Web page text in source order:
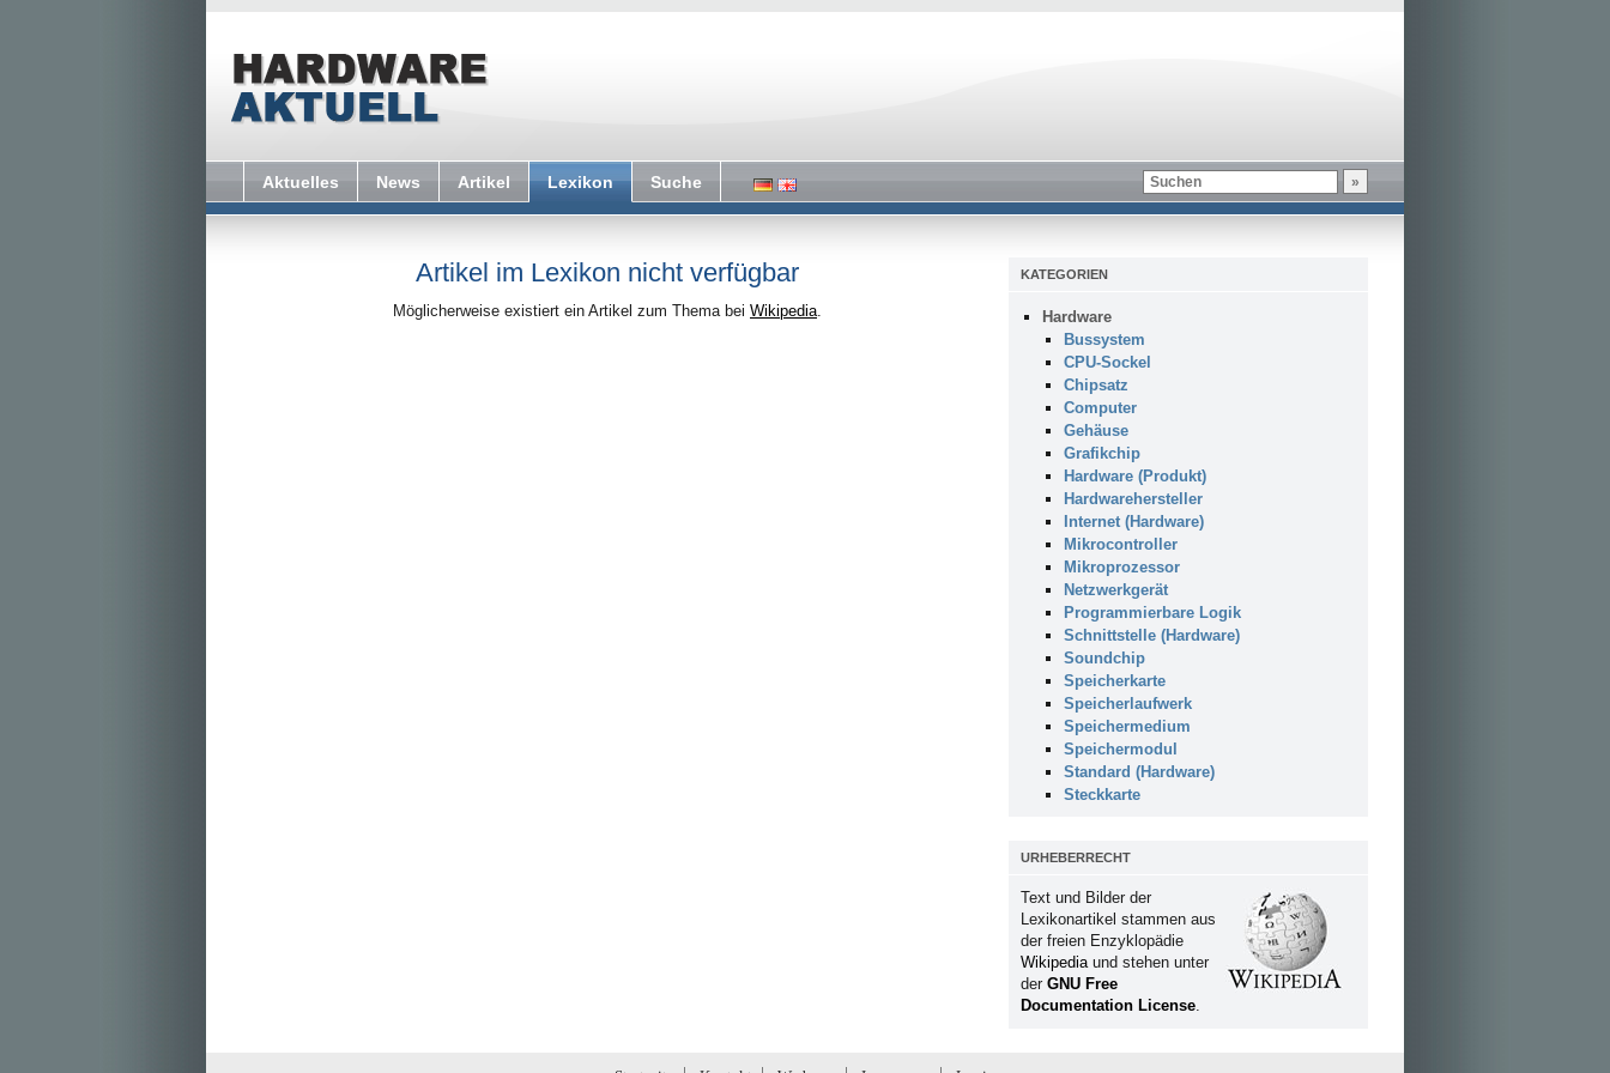
Aktuelles News Artikel Lexikon Suche
Artikel im Lexikon nicht verfügbar
Möglicherweise existiert ein Artikel zum Thema bei Wikipedia.
KATEGORIEN
Hardware
Bussystem
CPU-Sockel
Chipsatz
Computer
Gehäuse
Grafikchip
Hardware (Produkt)
Hardwarehersteller
Internet (Hardware)
Mikrocontroller
Mikroprozessor
Netzwerkgerät
Programmierbare Logik
Schnittstelle (Hardware)
Soundchip
Speicherkarte
Speicherlaufwerk
Speichermedium
Speichermodul
Standard (Hardware)
Steckkarte
URHEBERRECHT
Text und Bilder der
Lexikonartikel stammen aus
der freien Enzyklopädie
Wikipediaund stehen unter
der GNU Free
Documentation License.